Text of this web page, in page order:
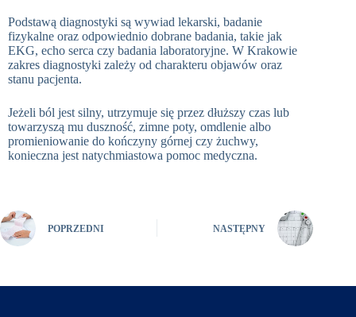
Podstawą diagnostyki są wywiad lekarski, badanie
fizykalne oraz odpowiednio dobrane badania, takie jak
EKG, echo serca czy badania laboratoryjne. W Krakowie
zakres diagnostyki zależy od charakteru objawów oraz
stanu pacjenta.
Jeżeli ból jest silny, utrzymuje się przez dłuższy czas lub
towarzyszą mu duszność, zimne poty, omdlenie albo
promieniowanie do kończyny górnej czy żuchwy,
konieczna jest natychmiastowa pomoc medyczna.
POPRZEDNI NASTĘPNY